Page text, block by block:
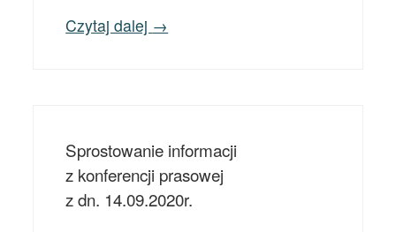
Czytaj dalej →
Sprostowanie informacji
z konferencji prasowej
z dn. 14.09.2020r.